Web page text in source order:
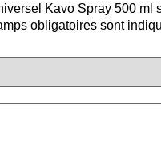
Kavo Spray 500 ml
obligatoires sont